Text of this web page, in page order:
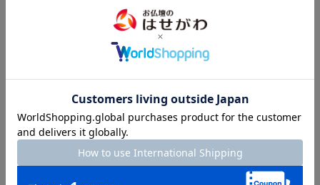
樹木葬「聖」は２名様から最大４名様まで埋蔵可能です。銘
版プレートへの彫刻費用も含まれます。一部区画ではペット